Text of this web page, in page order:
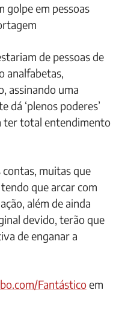
golpe em pessoas
de pessoas de
analfabetas,
assinando uma
dá ‘plenos poderes’
ter total entendimento
contas, muitas que
que arcar com
além de ainda
devido, terão que
de enganar a
Fantásticoem